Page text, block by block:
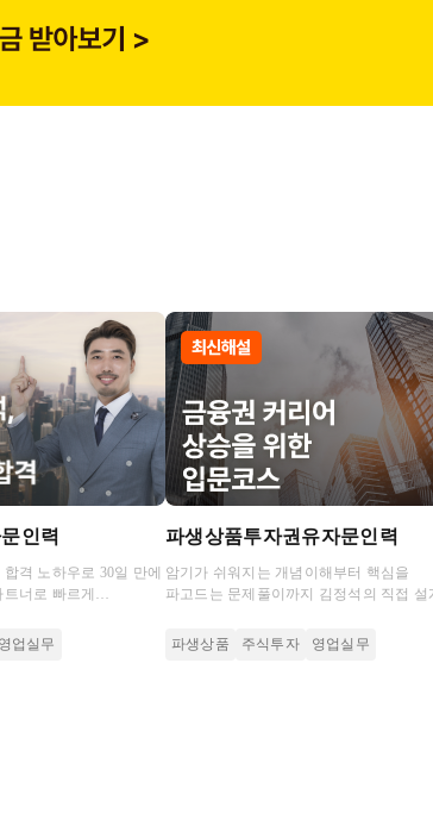
인력
격 노하우로 30일 만에
너로 빠르게
영업실무
파생상품투자권유자문인력
암기가 쉬워지는 개념이해부터 핵심을
파고드는 문제풀이까지 김정석의 직접 설
파생상품
주식투자 영업실무